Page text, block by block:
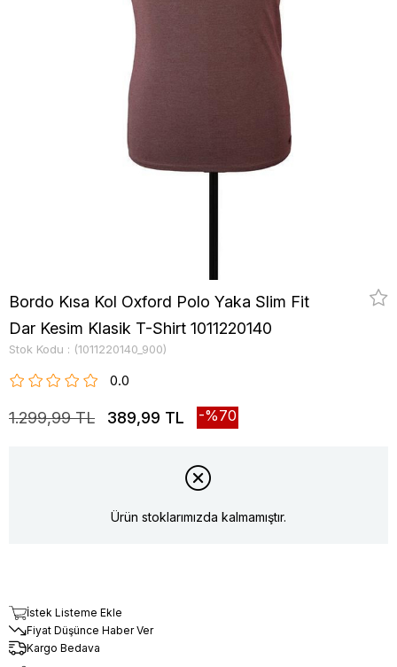
Bordo Kısa Kol Oxford Polo Yaka Slim Fit
Dar Kesim Klasik T-Shirt 1011220140
Stok Kodu (1011220140_900)
0.0
1.299,99 TL 389,99 TL 70
Ürün stoklarımızda kalmamıştır.
İstek Listeme Ekle
Fiyat Düşünce Haber Ver
Kargo Bedava